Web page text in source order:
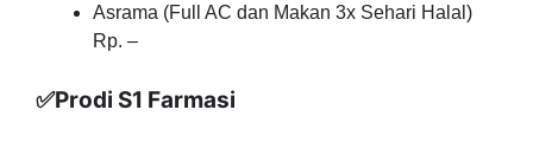
Asrama (Full AC dan Makan 3x Sehari Halal)
Rp. –
✅Prodi S1 Farmasi